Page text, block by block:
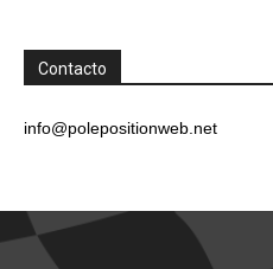
Contacto
info@polepositionweb.net